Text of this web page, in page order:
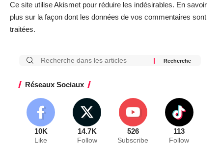
Ce site utilise Akismet pour réduire les indésirables. En savoir
plus sur la façon dont les données de vos commentaires sont
traitées.
Réseaux Sociaux
10K
Like
14.7K
Follow
526
Subscribe
113
Follow